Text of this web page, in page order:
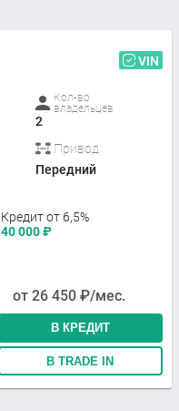
VIN
Кол-во
владельцев
2
Привод
Передний
Кредит от 6,5%
40 000₽
от 26 450 ₽/мес.
В КРЕДИТ
В TRADE IN